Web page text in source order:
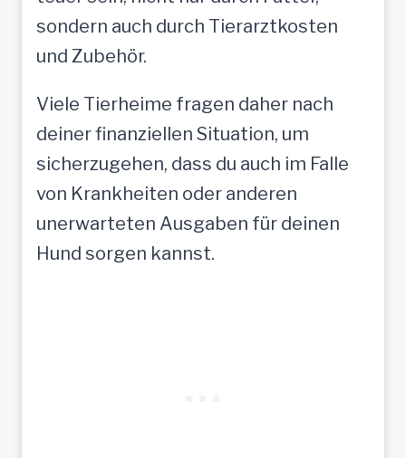
sondern auch durch Tierarztkosten
und Zubehör.
Viele Tierheime fragen daher nach
deiner finanziellen Situation, um
sicherzugehen, dass du auch im Falle
von Krankheiten oder anderen
unerwarteten Ausgaben für deinen
Hund sorgen kannst.